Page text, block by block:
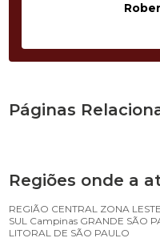
Páginas
Regiões onde a
REGIÃO CENTRAL ZONA LESTE
SUL Campinas GRANDE SÃO
LITORAL DE SÃO PAULO